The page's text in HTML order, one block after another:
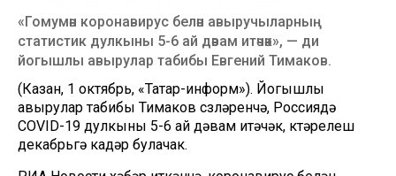
«Гомумән коронавирус белән авыручыларның
статистик дулкыны 5-6 ай дәвам итәчәк», — ди
йогышлы авырулар табибы Евгений Тимаков.
(Казан, 1 октябрь, «Татар-информ»). Йогышлы
авырулар табибы Тимаков сүзләренчә, Россиядә
COVID-19 дулкыны 5-6 ай дәвам итәчәк, күтәрелеш
декабрьгә кадәр булачак.